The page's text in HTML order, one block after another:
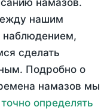
намазов.
нашим
наблюдением,
сделать
Подробно о
намазов мы
определять